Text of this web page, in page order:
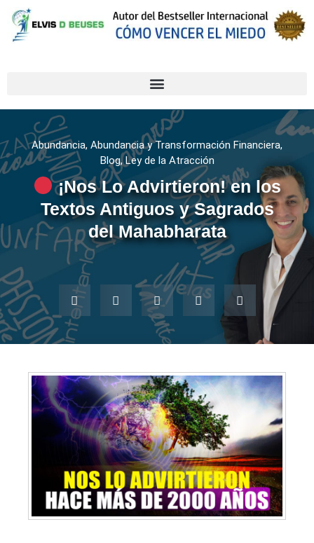
Abundancia, Abundancia y Transformación Financiera,
Blog,Ley de la Atracción
¡Nos Lo Advirtieron! en los
Textos Antiguos y Sagrados
del Mahabharata